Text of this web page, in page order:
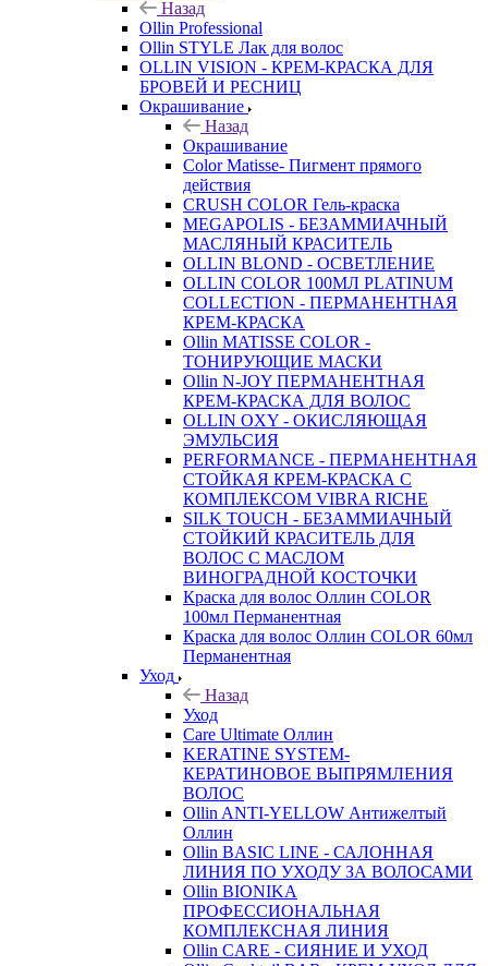
Назад
Ollin Professional
Ollin STYLE Лак для волос
OLLIN VISION - КРЕМ-КРАСКА ДЛЯ
БРОВЕЙ И РЕСНИЦ
Окрашивание
Назад
Окрашивание
Color Matisse- Пигмент прямого
действия
CRUSH COLOR Гель-краска
MEGAPOLIS - БЕЗАММИАЧНЫЙ
МАСЛЯНЫЙ КРАСИТЕЛЬ
OLLIN BLOND - ОСВЕТЛЕНИЕ
OLLIN COLOR 100МЛ PLATINUM
COLLECTION - ПЕРМАНЕНТНАЯ
КРЕМ-КРАСКА
Ollin MATISSE COLOR -
ТОНИРУЮЩИЕ МАСКИ
Ollin N-JOY ПЕРМАНЕНТНАЯ
КРЕМ-КРАСКА ДЛЯ ВОЛОС
OLLIN OXY - ОКИСЛЯЮЩАЯ
ЭМУЛЬСИЯ
PERFORMANCE - ПЕРМАНЕНТНАЯ
СТОЙКАЯ КРЕМ-КРАСКА С
КОМПЛЕКСОМ VIBRA RICHE
SILK TOUCH - БЕЗАММИАЧНЫЙ
СТОЙКИЙ КРАСИТЕЛЬ ДЛЯ
ВОЛОС С МАСЛОМ
ВИНОГРАДНОЙ КОСТОЧКИ
Краска для волос Оллин COLOR
100мл Перманентная
Краска для волос Оллин COLOR 60мл
Перманентная
Уход
Назад
Уход
Care Ultimate Оллин
KERATINE SYSTEM-
КЕРАТИНОВОЕ ВЫПРЯМЛЕНИЯ
ВОЛОС
Ollin ANTI-YELLOW Антижелтый
Оллин
Ollin BASIC LINE - САЛОННАЯ
ЛИНИЯ ПО УХОДУ ЗА ВОЛОСАМИ
Ollin BIONIKA
ПРОФЕССИОНАЛЬНАЯ
КОМПЛЕКСНАЯ ЛИНИЯ
Ollin CARE - СИЯНИЕ И УХОД